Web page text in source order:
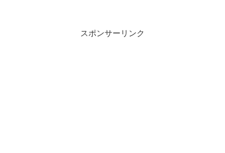
スポンサーリンク